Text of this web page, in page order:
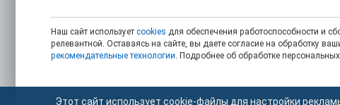
Наш сайт использует cookies для обеспечения работоспособности и
релевантной. Оставаясь на сайте, вы даете согласие на обработку
рекомендательные технологии . Подробнее об обработке
© 2006 — 2026. Полимер.
Этот сайт использует cookie-файлы для настройки